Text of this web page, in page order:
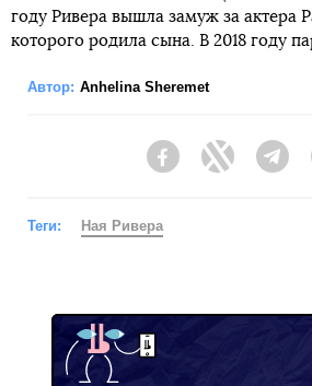
году Ривера вышла замуж за актера
которого родила сына. В 2018 году
Автор: Anhelina Sheremet
FacebookTwitter
Теги: Ная Ривера